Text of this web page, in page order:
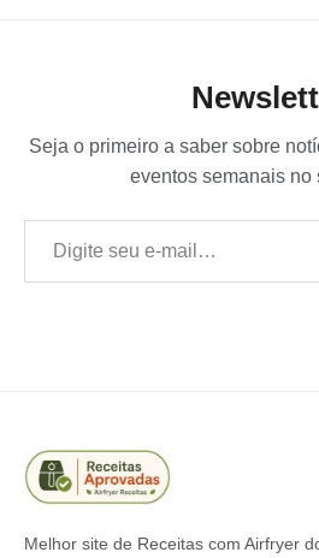
Seja o primeiro a saber sobre
eventos semanais no
Digite seu e-mail…
Melhor site de Receitas com Airfryer